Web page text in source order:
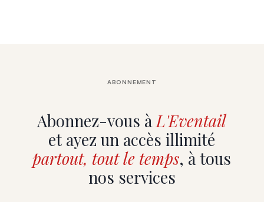
Abonnez-vous àL'Eventail
et ayez un accès illimité
partout, tout le temps, à tous
nos services
ABONNEMENT